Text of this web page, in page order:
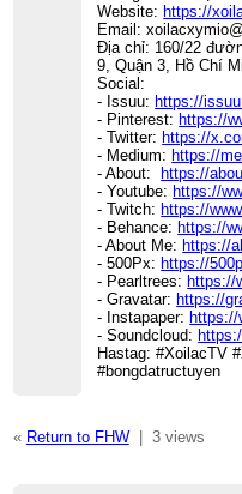
Website: https://
Email:
Địa chỉ: 160/22
9, Quận 3, Hồ Chí
Social:
- Issuu: https://
- Pinterest: https://
- Twitter: https://
- Medium: https://
- About:
https://
- Youtube: https://
- Twitch: https://
- Behance: https://
- About Me: https://
- 500Px: https://
- Pearltrees: https://
- Gravatar: https://
- Instapaper: https://
- Soundcloud:
Hastag: #XoilacTV
#bongdatructuyen
« Return to FHW| 3 views